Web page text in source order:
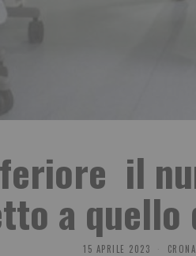
il
a quello
15 APRILE 2023